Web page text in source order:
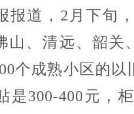
报道，2月下旬
山、清远、韶关
个成熟小区的以
是300-400元，